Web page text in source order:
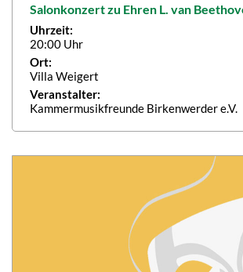
Salonkonzert zu Ehren L. van
Uhrzeit:
20:00 Uhr
Ort:
Villa Weigert
Veranstalter:
Kammermusikfreunde Birkenwerder e.V.